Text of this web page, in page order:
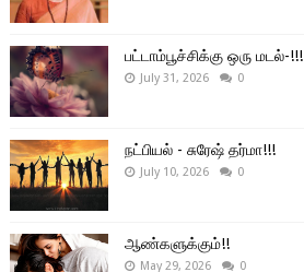
பட்டாம்பூச்சிக்கு ஒரு மடல்-!!!
July 31, 2026 0
நட்பியல் - சுரேஷ் தர்மா!!!
July 10, 2026 0
ஆண்களுக்கும்!!
May 29, 2026 0